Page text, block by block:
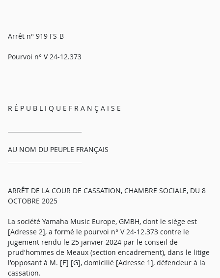
Arrêt n° 919 FS-B
Pourvoi n° V 24-12.373
R É P U B L I Q U E F R A N Ç A I S E
AU NOM DU PEUPLE FRANÇAIS
ARRÊT DE LA COUR DE CASSATION, CHAMBRE SOCIALE, DU 8
OCTOBRE 2025
La société Yamaha Music Europe, GMBH, dont le siège est
[Adresse 2], a formé le pourvoi n° V 24-12.373 contre le
jugement rendu le 25 janvier 2024 par le conseil de
prud'hommes de Meaux (section encadrement), dans le litige
l'opposant à M. [E] [G], domicilié [Adresse 1], défendeur à la
cassation.